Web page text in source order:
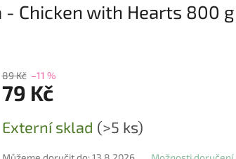
Chicken with Hearts 800 g
89 Kč –11 %
79 Kč
cena:
Externí sklad (>5 ks)